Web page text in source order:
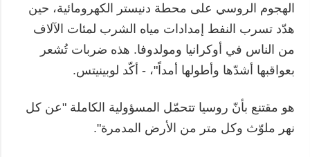
الهجوم الروسي على محطة دنيستر الكهرومائية، حين
هدّد تسرب النفط إمدادات مياه الشرب لمئات الآلاف
من الناس في أوكرانيا ومولدوفا. هذه ضربات تُشعر
بعواقبها أشدّها وأطولها أمداً"، - أكّد لوبينيتس.
هو مقتنع بأنّ روسيا تتحمّل المسؤولية الكاملة "عن كل
نهر ملوّث وكل متر من الأرض المدمرة".